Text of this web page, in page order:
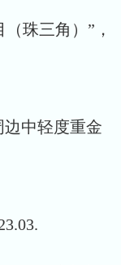
珠三角）”，
中轻度重金